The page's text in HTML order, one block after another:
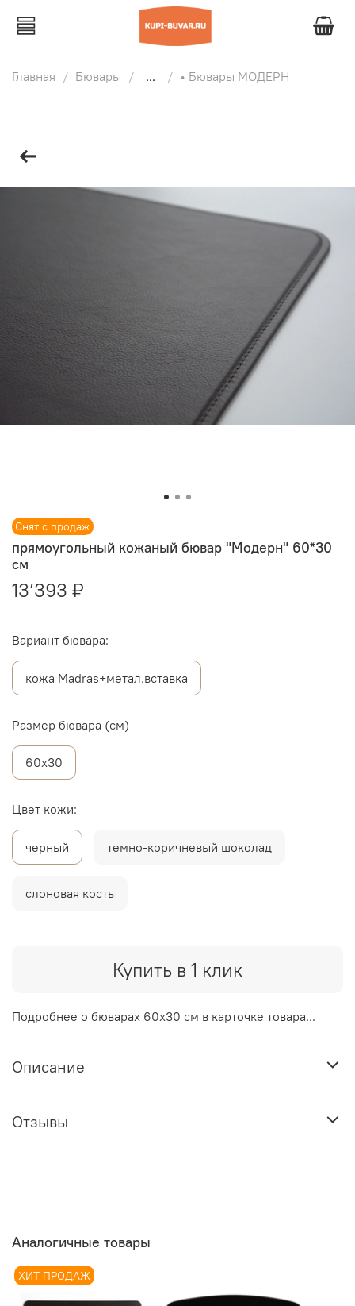
Главная Бювары ... • Бювары МОДЕРН
Снят с продаж
прямоугольный кожаный бювар "Модерн" 60*30
см
13’393 ₽
Купить в 1 клик
Вариант бювара:
кожа Madras+метал.вставка
Размер бювара (см)
60х30
Цвет кожи:
черный темно-коричневый шоколад
слоновая кость
Подробнее о бюварах 60х30 см в карточке товара...
Описание
Отзывы
Аналогичные товары
ХИТ ПРОДАЖ